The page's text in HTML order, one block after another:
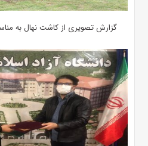
گزارش تصویری از کاشت نهال به